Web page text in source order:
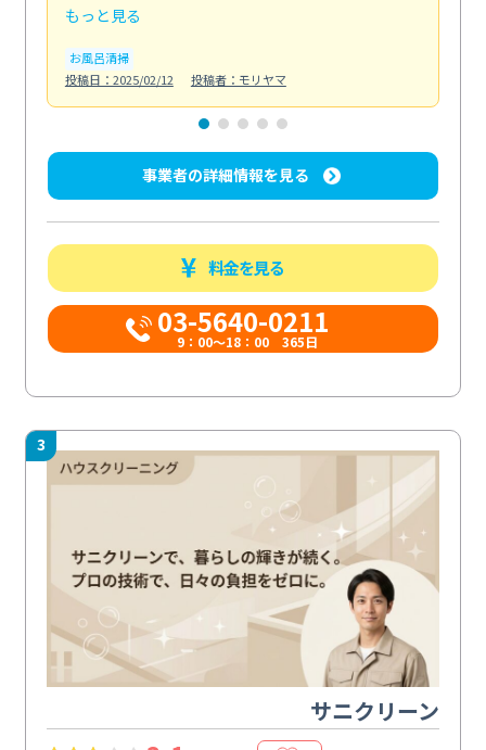
もっと見る
お風呂清掃
投稿日：2025/02/12
投稿者：モリヤマ
事業者の詳細情報を見る
料金を見る
03-5640-0211
9：00～18：00 365日
3
サニクリーン